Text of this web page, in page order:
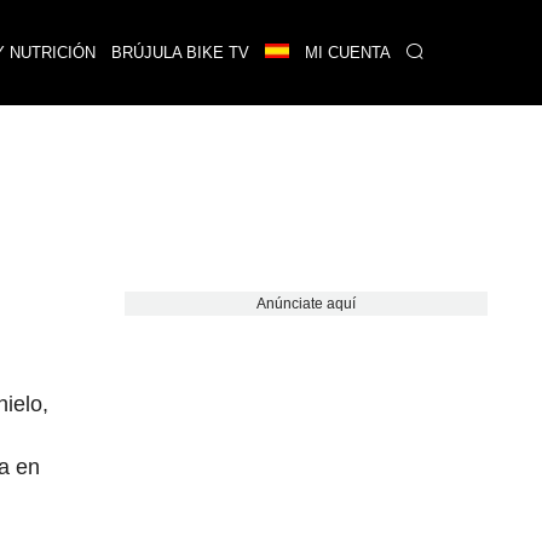
NUTRICIÓN BRÚJULA BIKE TV MI CUENTA
en
Anúnciate aquí